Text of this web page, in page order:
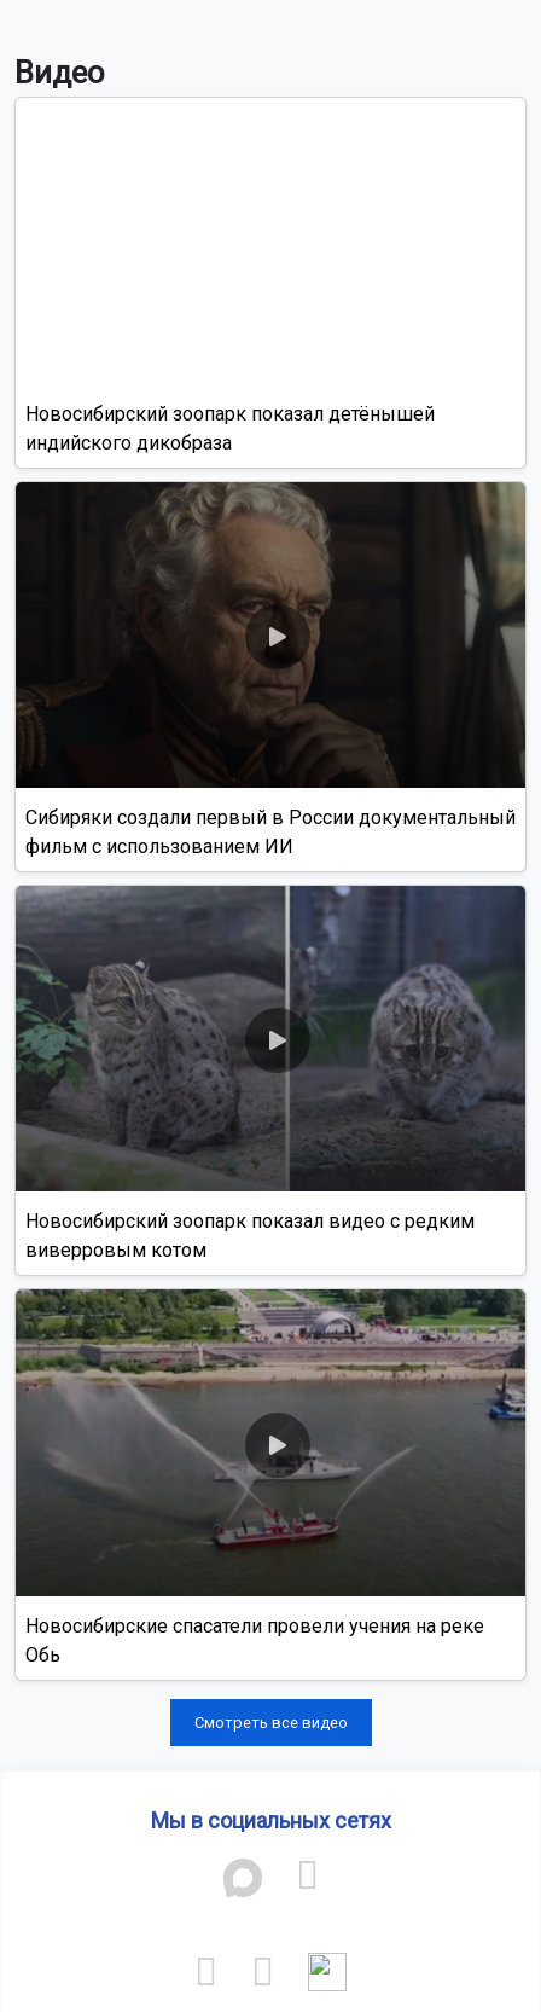
Видео
Новосибирский зоопарк показал детёнышей
индийского дикобраза
Сибиряки создали первый в России документальный
фильм с использованием ИИ
Новосибирский зоопарк показал видео с редким
виверровым котом
Новосибирские спасатели провели учения на реке
Обь
Смотреть все видео
Мы в социальных сетях